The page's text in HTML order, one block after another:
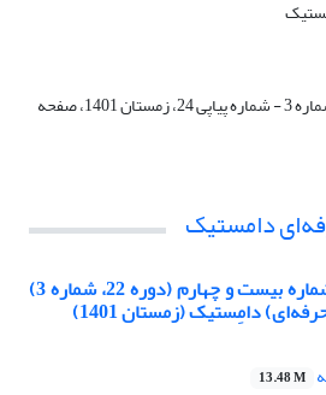
دوره 22، شماره 3 - شماره پیاپی 24، زمستان 1401، صفحه
دامستیک
نسخه کامل الکترونیکی شماره بیست و چهارم (دوره 22، شماره 3)
دامِستیک (زمستان 1401)
13.48 M